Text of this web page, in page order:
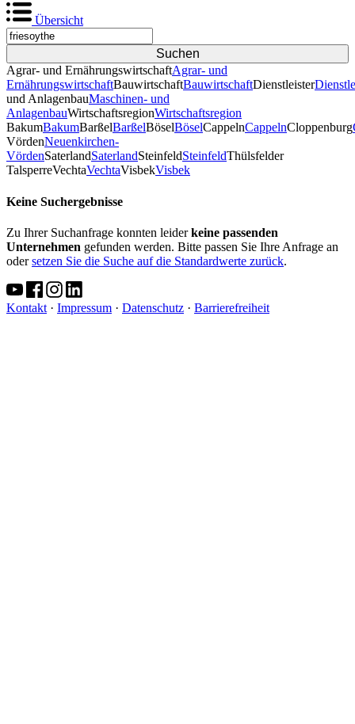
Übersicht
Agrar- und ErnährungswirtschaftAgrar- und
ErnährungswirtschaftBauwirtschaftBauwirtschaftDienstleister
und AnlagenbauMaschinen- und
AnlagenbauWirtschaftsregionWirtschaftsregion
BakumBakumBarßelBarßelBöselBöselCappelnCappelnCloppenburg
VördenNeuenkirchen-
VördenSaterlandSaterlandSteinfeldSteinfeldThülsfelder
TalsperreVechtaVechtaVisbekVisbek
Keine Suchergebnisse
Zu Ihrer Suchanfrage konnten leiderkeine passenden
Unternehmen gefunden werden. Bitte passen Sie Ihre Anfrage an
odersetzen Sie die Suche auf die Standardwerte zurück.
Kontakt · Impressum · Datenschutz · Barrierefreiheit